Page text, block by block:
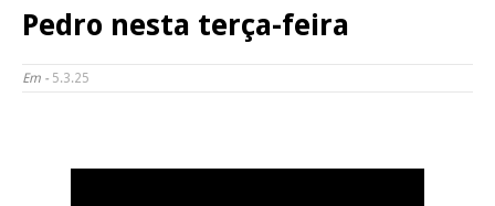
Pedro nesta terça-feira
Em - 5.3.25